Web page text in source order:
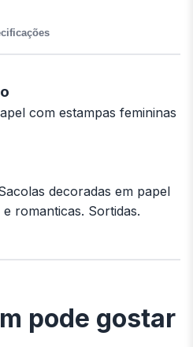
com estampas femininas
decoradas em papel
romanticas. Sortidas.
pode gostar